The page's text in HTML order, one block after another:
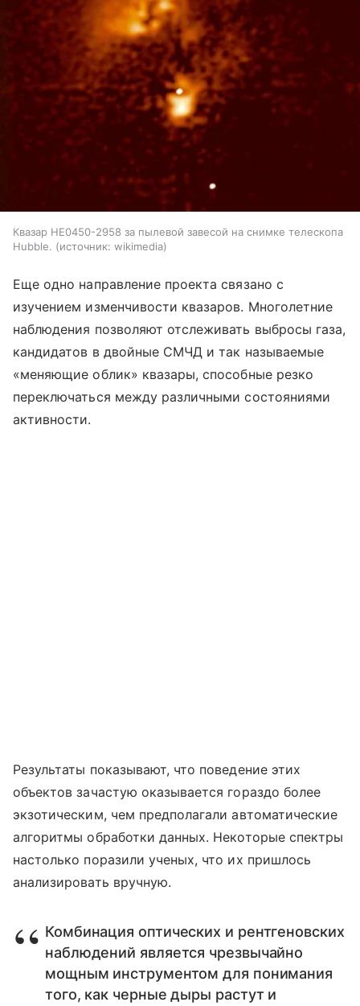
Квазар HE0450-2958 за пылевой завесой на снимке телескопа
Hubble.
источник: wikimedia
Еще одно направление проекта связано с
изучением изменчивости квазаров. Многолетние
наблюдения позволяют отслеживать выбросы газа,
кандидатов в двойные СМЧД и так называемые
«меняющие облик» квазары, способные резко
переключаться между различными состояниями
активности.
Результаты показывают, что поведение этих
объектов зачастую оказывается гораздо более
экзотическим, чем предполагали автоматические
алгоритмы обработки данных. Некоторые спектры
настолько поразили ученых, что их пришлось
анализировать вручную.
Комбинация оптических и рентгеновских
наблюдений является чрезвычайно
мощным инструментом для понимания
того, как черные дыры растут и